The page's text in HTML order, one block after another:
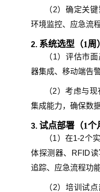
（2） 确定关
环境监控、应急流
2. 系统选型（1周）
（1） 评估市
器集成、移动端告
（2）考虑与现
集成能力，确保数
3. 试点部署（1个
（1） 在1-2个
体探测器、RFID
追踪、应急流程功能
（2） 培训试